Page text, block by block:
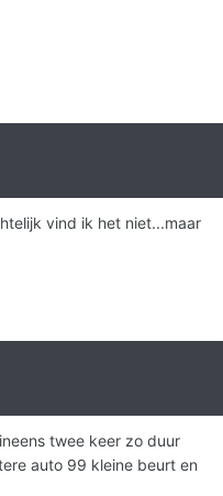
vind ik het niet...maar
twee keer zo duur
auto 99 kleine beurt en